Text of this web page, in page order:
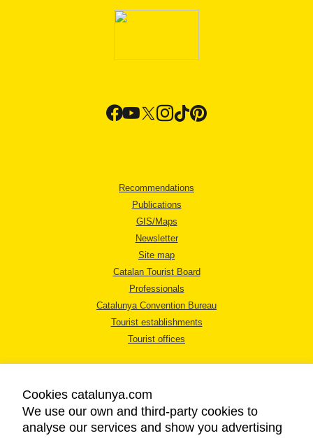
Recommendations
Publications
GIS/Maps
Newsletter
Site map
Catalan Tourist Board
Professionals
Catalunya Convention Bureau
Tourist establishments
Tourist offices
Cookies catalunya.com
We use our own and third-party cookies to
analyse our services and show you advertising